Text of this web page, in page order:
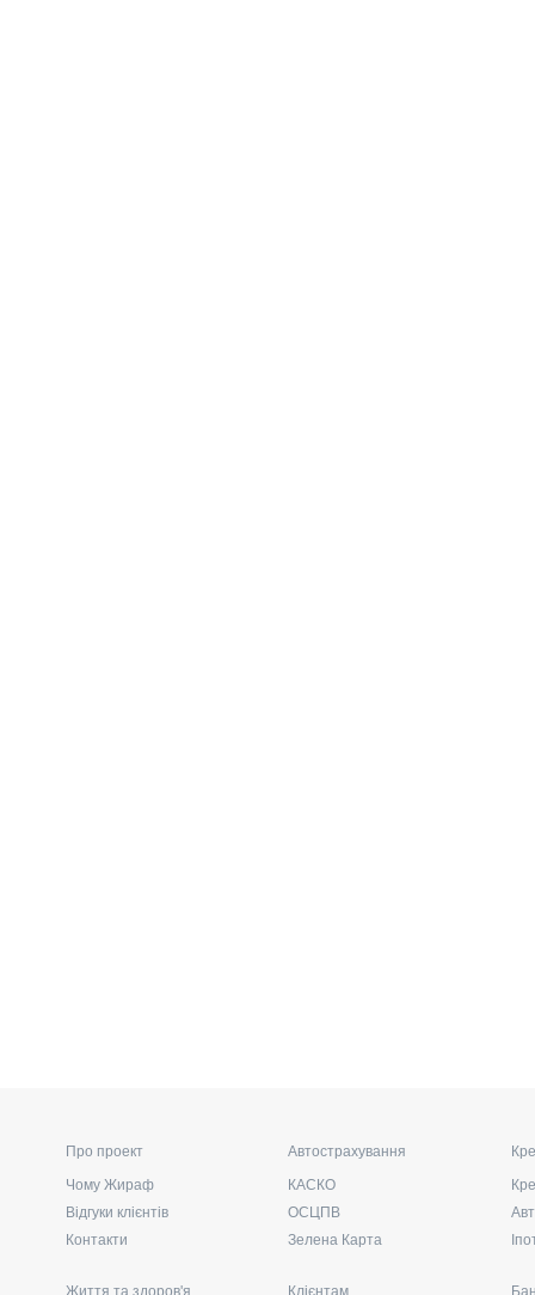
Про проект
Чому Жираф
Відгуки клієнтів
Контакти
Автострахування
КАСКО
ОСЦПВ
Зелена Карта
Життя та здоров'я Клієнтам